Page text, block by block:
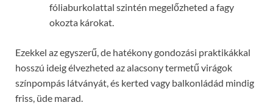
fóliaburkolattal szintén megelőzheted a fagy
okozta károkat.
Ezekkel az egyszerű, de hatékony gondozási praktikákkal
hosszú ideig élvezheted az alacsony termetű virágok
színpompás látványát, és kerted vagy balkonládád mindig
friss, üde marad.